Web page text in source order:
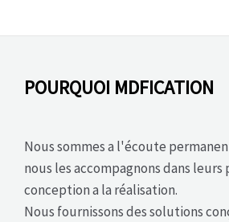
POURQUOI MDFICATION
Nous sommes a l'écoute
nous les accompagnons dans leurs
conception a la réalisation.
Nous fournissons des solutions